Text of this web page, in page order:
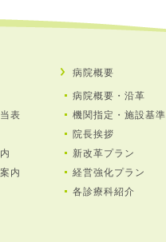
表
内
病院概要
病院概要・沿革
機関指定・施設基準
院長挨拶
新改革プラン
経営強化プラン
各診療科紹介